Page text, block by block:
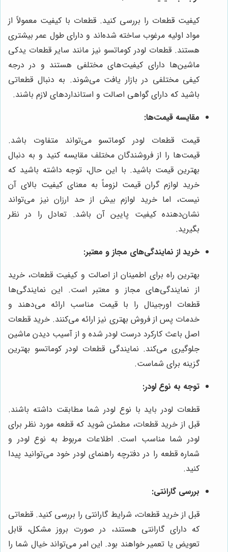
کیفیت قطعات را بررسی کنید. قطعات با کیفیت معمولاً از
مواد اولیه مرغوب ساخته شده‌اند و دارای طول عمر بیشتری
هستند. قطعات لودر کوماتسو نیز مانند سایر قطعات یدکی
ماشین‌ها دارای کیفیت‌های مختلفی هستند و در درجه
کیفی مختلفی در بازار یافت می‌شوند. به دنبال قطعاتی
باشید که دارای گواهی اصالت و استانداردهای لازم باشند.
مقایسه قیمت‌ها:
قیمت قطعات لودر کوماتسو می‌تواند متفاوت باشد.
قیمت‌ها را از فروشندگان مختلف مقایسه کنید و به دنبال
بهترین قیمت باشید. با این حال، توجه داشته باشید که
خرید لوازم گران قیمت لزوماً به معنای کیفیت بالای آن
نیست، اما خرید لوازم بیش از حد ارزان نیز می‌تواند
نشان‌دهنده کیفیت پایین آن باشد. تعادل را در نظر
بگیرید.
خرید از نمایندگی‌های مجاز و معتبر:
بهترین راه برای اطمینان از اصالت و کیفیت قطعات، خرید
از نمایندگی‌های مجاز و معتبر است. این نمایندگی‌ها
قطعات اورجینال را با قیمت مناسب ارائه می‌دهند و
خدمات پس از فروش بهتری نیز ارائه می‌کنند. خرید قطعات
اصل باعث کارکرد درست لودر شده و از آسیب دیدن ماشین
جلوگیری می‌کند. نمایندگی قطعات لودر کوماتسو بهترین
گزینه برای شماست.
توجه به نوع لودر:
قطعات لودر باید با نوع لودر شما مطابقت داشته باشند.
قبل از خرید قطعات، مطمئن شوید که قطعه مورد نظر برای
لودر شما مناسب است. اطلاعات مربوط به نوع لودر و
شماره قطعه را در دفترچه راهنمای لودر خود می‌توانید پیدا
کنید.
بررسی گارانتی:
قبل از خرید قطعات، شرایط گارانتی را بررسی کنید. قطعاتی
که دارای گارانتی هستند، در صورت بروز مشکل، قابل
تعویض یا تعمیر خواهند بود. این امر می‌تواند خیال شما را